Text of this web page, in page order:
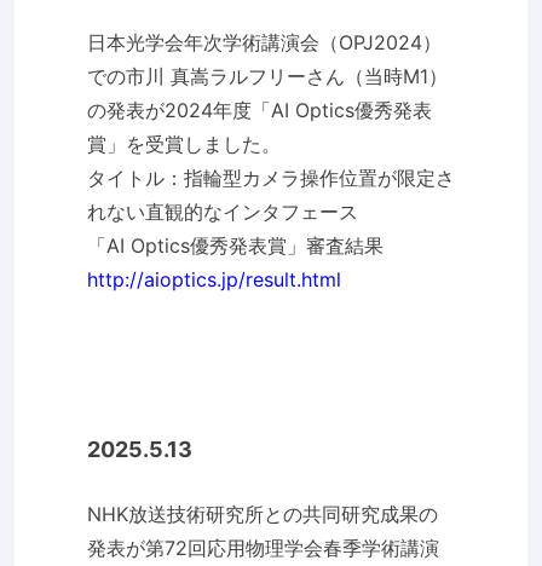
日本光学会年次学術講演会（OPJ2024）
での市川 真嵩ラルフリーさん（当時M1）
の発表が2024年度「AI Optics優秀発表
賞」を受賞しました。
タイトル：指輪型カメラ操作位置が限定さ
れない直観的なインタフェース
「AI Optics優秀発表賞」審査結果
http://aioptics.jp/result.html
2025.5.13
NHK放送技術研究所との共同研究成果の
発表が第72回応用物理学会春季学術講演